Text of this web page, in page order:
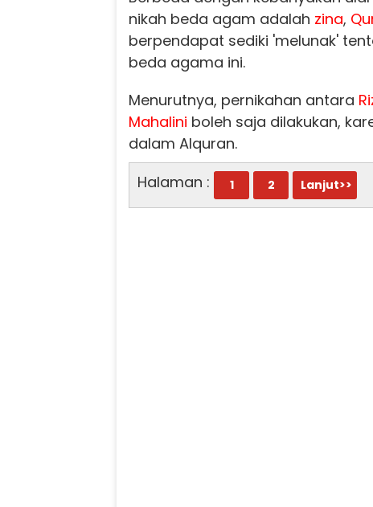
nikah beda agam adalah zina,
berpendapat sediki 'melunak'
beda agama ini.
Menurutnya, pernikahan antara
Mahalini boleh saja dilakukan,
dalam Alquran.
Halaman :
1 2 Lanjut>>